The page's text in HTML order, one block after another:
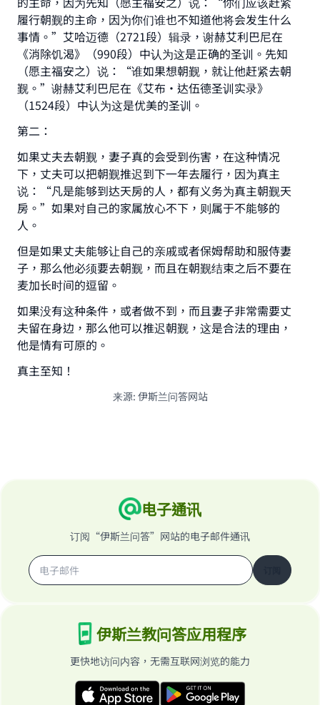
履行朝觐的主命，因为你们谁也不知道他将会发生什么
事情。”艾哈迈德（2721段）辑录，谢赫艾利巴尼在
《消除饥渴》（990段）中认为这是正确的圣训。先知
（愿主福安之）说：“谁如果想朝觐，就让他赶紧去朝
觐。”谢赫艾利巴尼在《艾布•达伍德圣训实录》
（1524段）中认为这是优美的圣训。
第二：
如果丈夫去朝觐，妻子真的会受到伤害，在这种情况
下，丈夫可以把朝觐推迟到下一年去履行，因为真主
说：“凡是能够到达天房的人，都有义务为真主朝觐天
房。”如果对自己的家属放心不下，则属于不能够的
人。
但是如果丈夫能够让自己的亲戚或者保姆帮助和服侍妻
子，那么他必须要去朝觐，而且在朝觐结束之后不要在
麦加长时间的逗留。
如果没有这种条件，或者做不到，而且妻子非常需要丈
夫留在身边，那么他可以推迟朝觐，这是合法的理由，
他是情有可原的。
真主至知！
来源: 伊斯兰问答网站
电子通讯
订阅“伊斯兰问答”网站的电子邮件通讯
伊斯兰教问答应用程序
更快地访问内容，无需互联网浏览的能力
Make an impact on millions of lives
with your contribution today
Your support is crucial for our mission.
good will earn the same reward as those who
do it."
(MUSLIM, 1893)
Support IslamQA